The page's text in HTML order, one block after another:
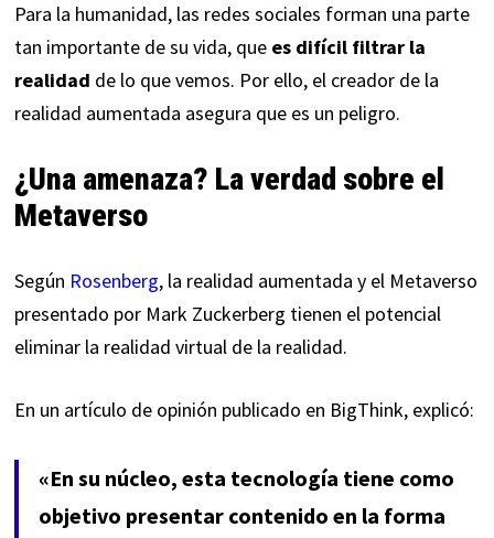
Para la humanidad, las redes sociales forman una parte
tan importante de su vida, que es difícil filtrar la
realidad de lo que vemos. Por ello, el creador de la
realidad aumentada asegura que es un peligro.
¿Una amenaza? La verdad sobre el
Metaverso
Según Rosenberg, la realidad aumentada y el Metaverso
presentado por Mark Zuckerberg tienen el potencial
eliminar la realidad virtual de la realidad.
En un artículo de opinión publicado en BigThink, explicó:
«En su núcleo, esta tecnología tiene como
objetivo presentar contenido en la forma